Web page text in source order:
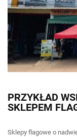
PRZYKŁAD
SKLEPEM
Sklepy flagowe o